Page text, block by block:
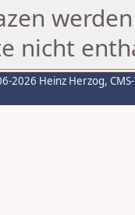
nicht
2026 Heinz Herzog,